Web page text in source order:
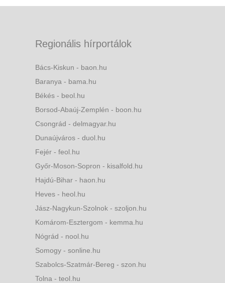
Regionális hírportálok
Bács-Kiskun - baon.hu
Baranya - bama.hu
Békés - beol.hu
Borsod-Abaúj-Zemplén - boon.hu
Csongrád - delmagyar.hu
Dunaújváros - duol.hu
Fejér - feol.hu
Győr-Moson-Sopron - kisalfold.hu
Hajdú-Bihar - haon.hu
Heves - heol.hu
Jász-Nagykun-Szolnok - szoljon.hu
Komárom-Esztergom - kemma.hu
Nógrád - nool.hu
Somogy - sonline.hu
Szabolcs-Szatmár-Bereg - szon.hu
Tolna - teol.hu